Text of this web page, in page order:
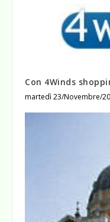
Con 4Winds
martedì 23/Novembre/